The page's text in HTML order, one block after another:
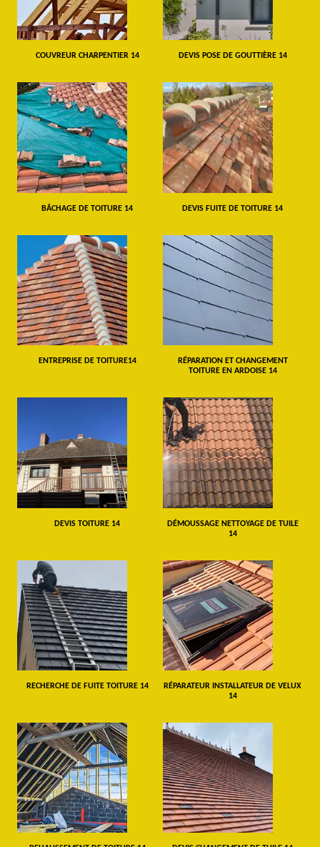
COUVREUR CHARPENTIER 14 DEVIS POSE DE GOUTTIÈRE 14
BÂCHAGE DE TOITURE 14 DEVIS FUITE DE TOITURE 14
ENTREPRISE DE TOITURE14
RÉPARATION ET CHANGEMENT
TOITURE EN ARDOISE 14
DEVIS TOITURE 14
DÉMOUSSAGE NETTOYAGE DE TUILE
14
RECHERCHE DE FUITE TOITURE 14
RÉPARATEUR INSTALLATEUR DE VELUX
14